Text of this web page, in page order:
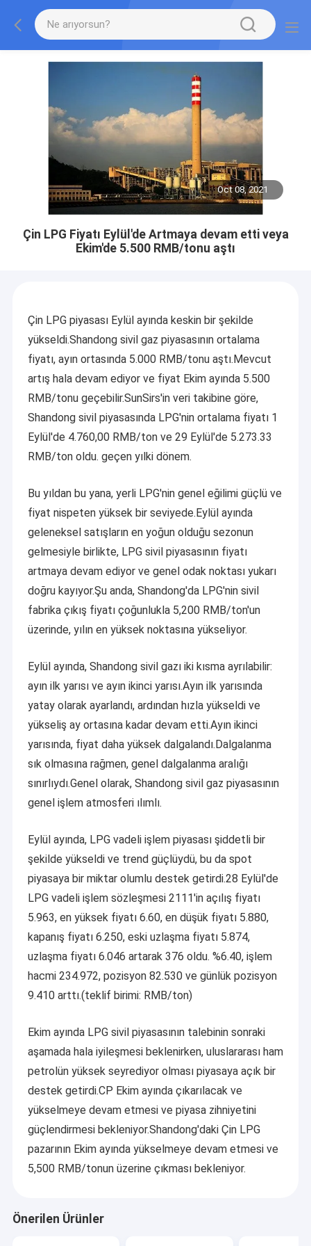
Oct 08, 2021
Çin LPG Fiyatı Eylül'de Artmaya devam etti veya
Ekim'de 5.500 RMB/tonu aştı
Çin LPG piyasası Eylül ayında keskin bir şekilde
yükseldi.Shandong sivil gaz piyasasının ortalama
fiyatı, ayın ortasında 5.000 RMB/tonu aştı.Mevcut
artış hala devam ediyor ve fiyat Ekim ayında 5.500
RMB/tonu geçebilir.SunSirs'in veri takibine göre,
Shandong sivil piyasasında LPG'nin ortalama fiyatı 1
Eylül'de 4.760,00 RMB/ton ve 29 Eylül'de 5.273.33
RMB/ton oldu. geçen yılki dönem.
Bu yıldan bu yana, yerli LPG'nin genel eğilimi güçlü ve
fiyat nispeten yüksek bir seviyede.Eylül ayında
geleneksel satışların en yoğun olduğu sezonun
gelmesiyle birlikte, LPG sivil piyasasının fiyatı
artmaya devam ediyor ve genel odak noktası yukarı
doğru kayıyor.Şu anda, Shandong'da LPG'nin sivil
fabrika çıkış fiyatı çoğunlukla 5,200 RMB/ton'un
üzerinde, yılın en yüksek noktasına yükseliyor.
Eylül ayında, Shandong sivil gazı iki kısma ayrılabilir:
ayın ilk yarısı ve ayın ikinci yarısı.Ayın ilk yarısında
yatay olarak ayarlandı, ardından hızla yükseldi ve
yükseliş ay ortasına kadar devam etti.Ayın ikinci
yarısında, fiyat daha yüksek dalgalandı.Dalgalanma
sık olmasına rağmen, genel dalgalanma aralığı
sınırlıydı.Genel olarak, Shandong sivil gaz piyasasının
genel işlem atmosferi ılımlı.
Eylül ayında, LPG vadeli işlem piyasası şiddetli bir
şekilde yükseldi ve trend güçlüydü, bu da spot
piyasaya bir miktar olumlu destek getirdi.28 Eylül'de
LPG vadeli işlem sözleşmesi 2111'in açılış fiyatı
5.963, en yüksek fiyatı 6.60, en düşük fiyatı 5.880,
kapanış fiyatı 6.250, eski uzlaşma fiyatı 5.874,
uzlaşma fiyatı 6.046 artarak 376 oldu. %6.40, işlem
hacmi 234.972, pozisyon 82.530 ve günlük pozisyon
9.410 arttı.(teklif birimi: RMB/ton)
Ekim ayında LPG sivil piyasasının talebinin sonraki
aşamada hala iyileşmesi beklenirken, uluslararası ham
petrolün yüksek seyrediyor olması piyasaya açık bir
destek getirdi.CP Ekim ayında çıkarılacak ve
yükselmeye devam etmesi ve piyasa zihniyetini
güçlendirmesi bekleniyor.Shandong'daki Çin LPG
pazarının Ekim ayında yükselmeye devam etmesi ve
5,500 RMB/tonun üzerine çıkması bekleniyor.
Önerilen Ürünler